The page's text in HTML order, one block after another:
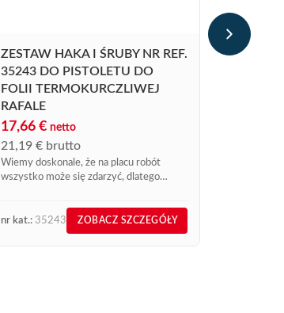
ZESTAW HAKA I ŚRUBY NR REF.
35243 DO PISTOLETU DO
FOLII TERMOKURCZLIWEJ
RAFALE
17,66 € netto
21,19 € brutto
Wiemy doskonale, że na placu robót
wszystko może się zdarzyć, dlatego
do naszego katalogu części zamiennych
Express sprzedawanych online....
nr kat.: 35243 ZOBACZ SZCZEGÓŁY
16,41
19,69